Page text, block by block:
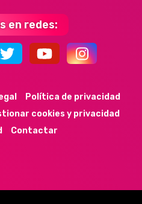
en redes:
Política de privacidad
cookies y privacidad
Contactar